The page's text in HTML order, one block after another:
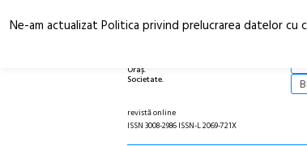
Oraș.
Societate.
revistă online
ISSN 3008-2986 ISSN-L 2069-721X
Ne-am actualizat Politica privind prelucrarea datelor